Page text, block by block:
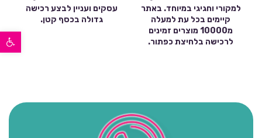
פתח סרגל נגישות
למקורי וחגיגי במיוחד. באתר
קיימים בכל עת למעלה
מ10000 מוצרים זמינים
לרכישה בלחיצת כפתור.
עסקים ועניין לבצע רכישה
גדולה בכסף קטן.